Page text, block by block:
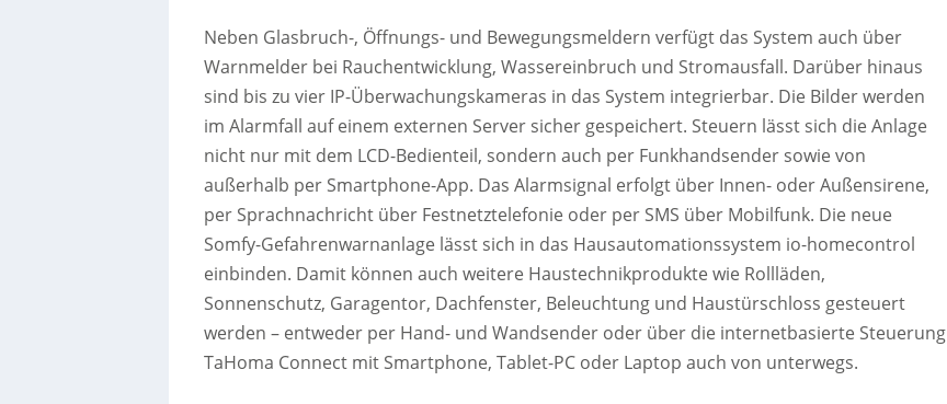
Neben Glasbruch-, Öffnungs- und Bewegungsmeldern verfügt das System auch über
Warnmelder bei Rauchentwicklung, Wassereinbruch und Stromausfall. Darüber hinaus
sind bis zu vier IP-Überwachungskameras in das System integrierbar. Die Bilder werden
im Alarmfall auf einem externen Server sicher gespeichert. Steuern lässt sich die Anlage
nicht nur mit dem LCD-Bedienteil, sondern auch per Funkhandsender sowie von
außerhalb per Smartphone-App. Das Alarmsignal erfolgt über Innen- oder Außensirene,
per Sprachnachricht über Festnetztelefonie oder per SMS über Mobilfunk. Die neue
Somfy-Gefahrenwarnanlage lässt sich in das Hausautomationssystem io-homecontrol
einbinden. Damit können auch weitere Haustechnikprodukte wie Rollläden,
Sonnenschutz, Garagentor, Dachfenster, Beleuchtung und Haustürschloss gesteuert
werden – entweder per Hand- und Wandsender oder über die internetbasierte Steuerung
TaHoma Connect mit Smartphone, Tablet-PC oder Laptop auch von unterwegs.